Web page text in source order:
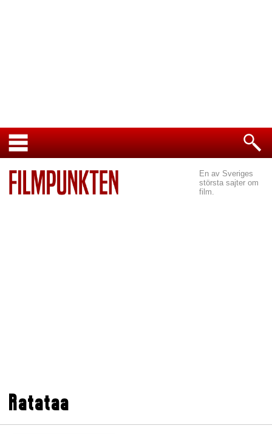
En av Sveriges
största sajter om
film.
Ratataa